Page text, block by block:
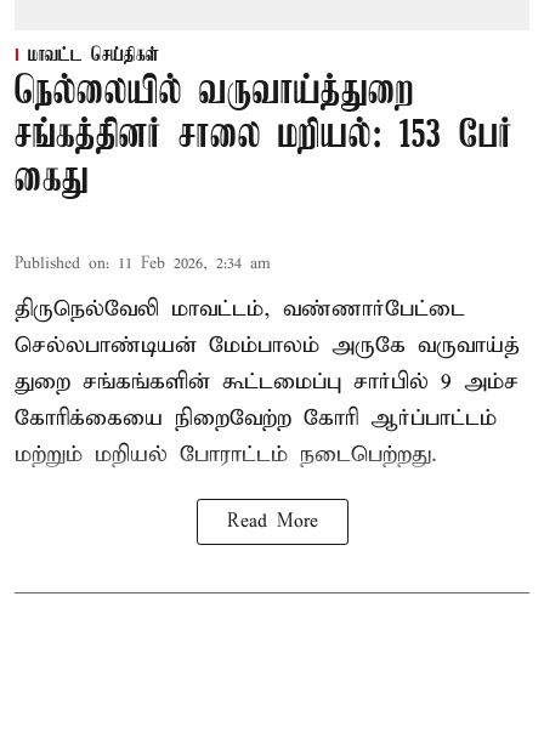
மாவட்ட செய்திகள்
நெல்லையில் வருவாய்த்துறை
சங்கத்தினர் சாலை மறியல்: 153 பேர்
கைது
Published on: 11 Feb 2026, 2:34 am
திருநெல்வேலி மாவட்டம், வண்ணார்பேட்டை
செல்லபாண்டியன் மேம்பாலம் அருகே வருவாய்த்
துறை சங்கங்களின் கூட்டமைப்பு சார்பில் 9 அம்ச
கோரிக்கையை நிறைவேற்ற கோரி ஆர்ப்பாட்டம்
மற்றும் மறியல் போராட்டம் நடைபெற்றது.
Read More